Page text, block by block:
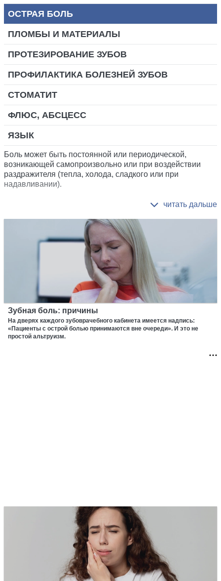
ОСТРАЯ БОЛЬ
ПЛОМБЫ И МАТЕРИАЛЫ
ПРОТЕЗИРОВАНИЕ ЗУБОВ
ПРОФИЛАКТИКА БОЛЕЗНЕЙ ЗУБОВ
СТОМАТИТ
ФЛЮС, АБСЦЕСС
ЯЗЫК
Боль может быть постоянной или периодической,
возникающей самопроизвольно или при воздействии
раздражителя (тепла, холода, сладкого или при
надавливании).
Зубная боль: причины
На дверях каждого зубоврачебного кабинета имеется надпись:
«Пациенты с острой болью принимаются вне очереди». И это не
простой альтруизм.